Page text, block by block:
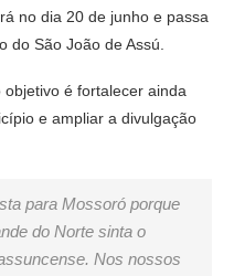
no dia 20 de junho e passa
do São João de Assú.
é fortalecer ainda
e ampliar a divulgação
para Mossoró porque
do Norte sinta o
Nos nossos